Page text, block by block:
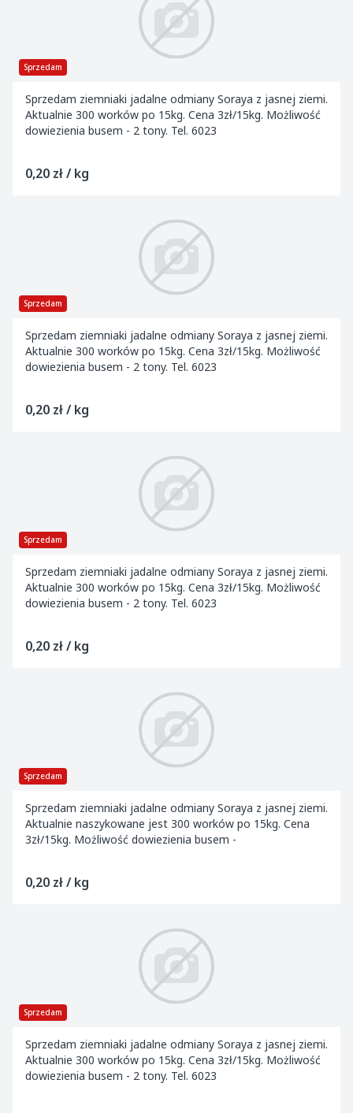
Sprzedam
Sprzedam ziemniaki jadalne odmiany Soraya z jasnej ziemi.
Aktualnie 300 worków po 15kg. Cena 3zł/15kg. Możliwość
dowiezienia busem - 2 tony. Tel. 6023
0,20 zł / kg
Sprzedam
Sprzedam ziemniaki jadalne odmiany Soraya z jasnej ziemi.
Aktualnie 300 worków po 15kg. Cena 3zł/15kg. Możliwość
dowiezienia busem - 2 tony. Tel. 6023
0,20 zł / kg
Sprzedam
Sprzedam ziemniaki jadalne odmiany Soraya z jasnej ziemi.
Aktualnie 300 worków po 15kg. Cena 3zł/15kg. Możliwość
dowiezienia busem - 2 tony. Tel. 6023
0,20 zł / kg
Sprzedam
Sprzedam ziemniaki jadalne odmiany Soraya z jasnej ziemi.
Aktualnie naszykowane jest 300 worków po 15kg. Cena
3zł/15kg. Możliwość dowiezienia busem -
0,20 zł / kg
Sprzedam
Sprzedam ziemniaki jadalne odmiany Soraya z jasnej ziemi.
Aktualnie 300 worków po 15kg. Cena 3zł/15kg. Możliwość
dowiezienia busem - 2 tony. Tel. 6023